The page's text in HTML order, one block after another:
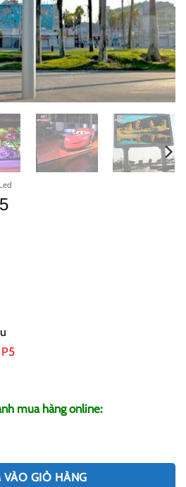
Led
mua hàng online:
VÀO GIỎ HÀNG